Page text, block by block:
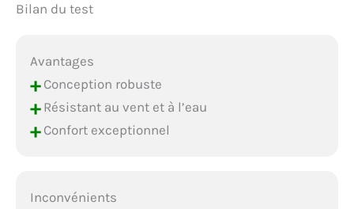
Bilan du test
Avantages
+Conception robuste
+Résistant au vent et à l’eau
+Confort exceptionnel
Inconvénients